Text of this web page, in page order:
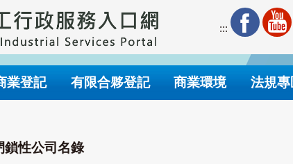
:::
業登記 有限合夥登記 商業環境 法規專
鎖性公司名錄